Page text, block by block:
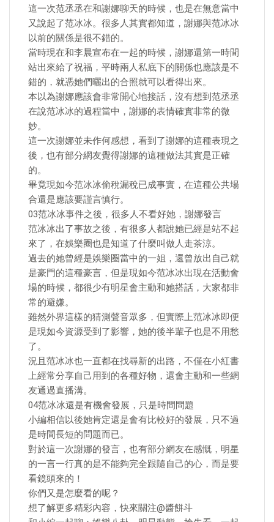
這一次范丞丞在和謝娜聊天的時候，也是在無意當中
又說起了范冰冰。很多人其實都知道，謝娜與范冰冰
以前的關係是很不錯的。
當時現在和李晨宣布在一起的時候，謝娜還第一時間
站出來給了祝福，平時兩人私底下的關係也應該是不
錯的，就憑她們曬出的合照就可以看得出來。
本以為謝娜應該會非常開心地接話，沒有想到范丞丞
在說范冰冰的過程當中，謝娜的表情確實非常的微
妙。
這一次謝娜並未作何感想，看到了謝娜的這種表現之
後，也有部分網友覺得謝娜的這種做法其實是正確
的。
畢竟現如今范冰冰偷稅漏稅已成事實，在這種公共場
合還是應該要謹言慎行。
03范冰冰事件之後，很多人不看好她，謝娜發言
范冰冰出了事故之後，有很多人都說她已經是站不起
來了，在娛樂圈也是知道了什麼叫做人走茶涼。
過去的她曾經是娛樂圈當中的一姐，還曾放出自己就
是豪門的這種豪言，但是現如今范冰冰出現在活動會
場的時候，都很少有明星會主動和她搭話，大家都非
常的避嫌。
雖然外界這樣的猜測聲音眾多，但實際上范冰冰即便
是現如今資源受到了影響，她的後半輩子也是不用愁
了。
況且范冰冰也一直都在找尋新的出路，不僅在小紅書
上經常分享自己用到的各種好物，還會主動和一些網
友通過直播溝。
04范冰冰還是有機會發展，只是時間問題
​小編相信以後她肯定還是會有比較好的發展，只不過
是時間長短的問題而已。
對於這一次謝娜的發言，也有部分網友在感慨，明星
的一言一行真的是不能夠完全跟隨自己的心，而是要
看鏡頭來的！
你們又是怎麼看的呢？
想了解更多精彩內容，快來關注@醬餅斗